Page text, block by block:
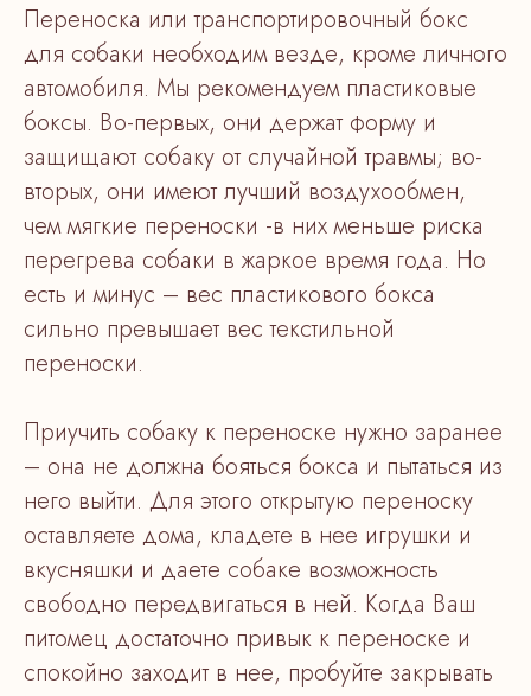
Переноска или транспортировочный бокс
для собаки необходим везде, кроме личного
автомобиля. Мы рекомендуем пластиковые
боксы. Во-первых, они держат форму и
защищают собаку от случайной травмы; во-
вторых, они имеют лучший воздухообмен,
чем мягкие переноски -в них меньше риска
перегрева собаки в жаркое время года. Но
есть и минус – вес пластикового бокса
сильно превышает вес текстильной
переноски.
Приучить собаку к переноске нужно заранее
– она не должна бояться бокса и пытаться из
него выйти. Для этого открытую переноску
оставляете дома, кладете в нее игрушки и
вкусняшки и даете собаке возможность
свободно передвигаться в ней. Когда Ваш
питомец достаточно привык к переноске и
спокойно заходит в нее, пробуйте закрывать